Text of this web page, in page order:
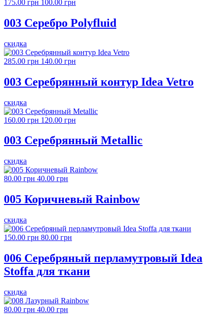
175.00 грн 100.00 грн
003 Серебро Polyfluid
скидка
285.00 грн 140.00 грн
003 Серебрянный контур Idea Vetro
скидка
160.00 грн 120.00 грн
003 Серебрянный Metallic
скидка
80.00 грн 40.00 грн
005 Коричневый Rainbow
скидка
150.00 грн 80.00 грн
006 Серебряный перламутровый Idea
Stoffa для ткани
скидка
80.00 грн 40.00 грн